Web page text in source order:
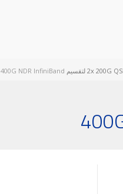
400G NDR InfiniBand